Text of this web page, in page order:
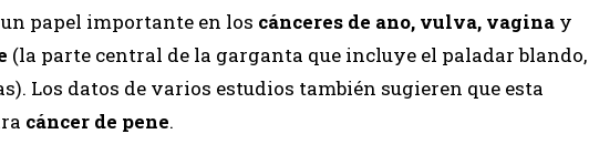
papel importante en los cánceres de ano, vulva, vagina y
(la parte central de la garganta que incluye el paladar blando,
Los datos de varios estudios también sugieren que esta
cáncer de pene.